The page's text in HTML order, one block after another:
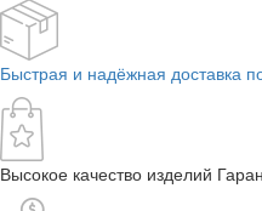
Быстрая и надёжная доставка
Высокое качество изделий